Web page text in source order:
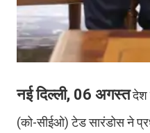
नई दिल्ली, 06 अगस्तदेश
(को-सीईओ) टेड सारंडोस ने